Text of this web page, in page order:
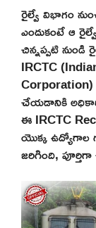
రైల్వే విభాగం
ఎందుకంటే ఆ
చిన్నప్పటి
IRCTC
చేయడానికి
ఈ IRCTC
యొక్క ఉద్యోగాల
జరిగింది,